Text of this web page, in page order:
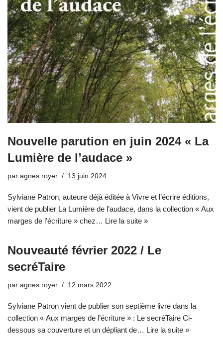
Nouvelle parution en juin 2024 « La
Lumière de l’audace »
par agnes royer 13 juin 2024
Sylviane Patron, auteure déjà éditée à Vivre et l’écrire éditions,
vient de publier La Lumière de l’audace, dans la collection « Aux
marges de l’écriture » chez… Lire la suite »
Nouveauté février 2022 / Le
secréTaire
par agnes royer 12 mars 2022
Sylviane Patron vient de publier son septième livre dans la
collection « Aux marges de l’écriture » : Le secréTaire Ci-
dessous sa couverture et un dépliant de… Lire la suite »